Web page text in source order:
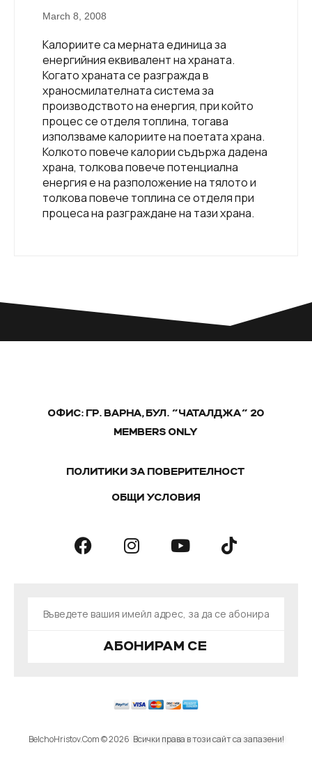
March 8, 2008
Калориите са мерната единица за
енергийния еквивалент на храната.
Когато храната се разгражда в
храносмилателната система за
производството на енергия, при който
процес се отделя топлина, тогава
използваме калориите на поетата храна.
Колкото повече калории съдържа дадена
храна, толкова повече потенциална
енергия е на разположение на тялото и
толкова повече топлина се отделя при
процеса на разграждане на тази храна.
ОФИС: ГР. ВАРНА, БУЛ. "ЧАТАЛДЖА" 20
MEMBERS ONLY
ПОЛИТИКИ ЗА ПОВЕРИТЕЛНОСТ
ОБЩИ УСЛОВИЯ
АБОНИРАМ СЕ
BelchoHristov.Com © 2026 Всички права в този сайт са запазени!